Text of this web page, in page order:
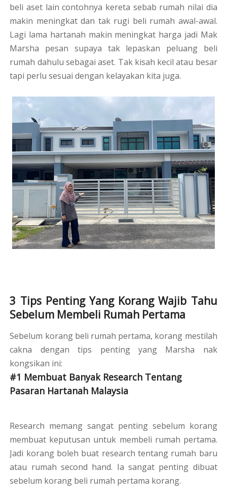
beli aset lain contohnya kereta sebab rumah nilai dia
makin meningkat dan tak rugi beli rumah awal-awal.
Lagi lama hartanah makin meningkat harga jadi Mak
Marsha pesan supaya tak lepaskan peluang beli
rumah dahulu sebagai aset. Tak kisah kecil atau besar
tapi perlu sesuai dengan kelayakan kita juga.
3 Tips Penting Yang Korang Wajib Tahu
Sebelum Membeli Rumah Pertama
Sebelum korang beli rumah pertama, korang mestilah
cakna dengan tips penting yang Marsha nak
kongsikan ini:
#1 Membuat Banyak Research Tentang
Pasaran Hartanah Malaysia
Research memang sangat penting sebelum korang
membuat keputusan untuk membeli rumah pertama.
Jadi korang boleh buat research tentang rumah baru
atau rumah second hand. Ia sangat penting dibuat
sebelum korang beli rumah pertama korang.